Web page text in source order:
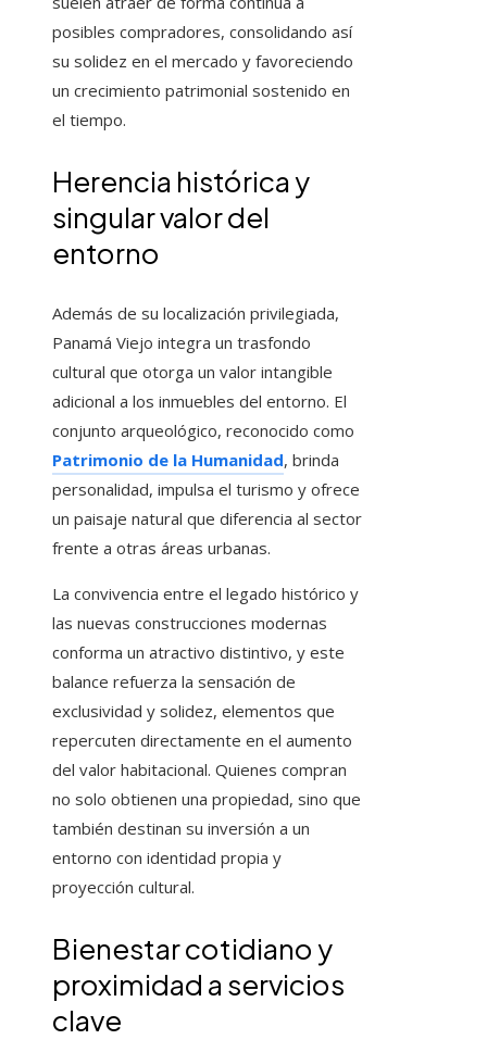
posibles compradores, consolidando así
su solidez en el mercado y favoreciendo
un crecimiento patrimonial sostenido en
el tiempo.
Herencia histórica y
singular valor del
entorno
Además de su localización privilegiada,
Panamá Viejo integra un trasfondo
cultural que otorga un valor intangible
adicional a los inmuebles del entorno. El
conjunto arqueológico, reconocido como
Patrimonio de la Humanidad, brinda
personalidad, impulsa el turismo y ofrece
un paisaje natural que diferencia al sector
frente a otras áreas urbanas.
La convivencia entre el legado histórico y
las nuevas construcciones modernas
conforma un atractivo distintivo, y este
balance refuerza la sensación de
exclusividad y solidez, elementos que
repercuten directamente en el aumento
del valor habitacional. Quienes compran
no solo obtienen una propiedad, sino que
también destinan su inversión a un
entorno con identidad propia y
proyección cultural.
Bienestar cotidiano y
proximidad a servicios
clave